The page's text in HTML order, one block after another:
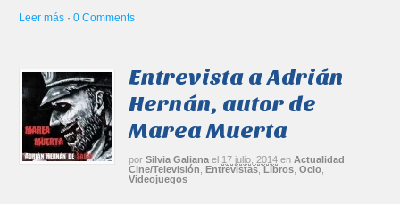
Leer más ·0 Comments
Entrevista a Adrián
Hernán, autor de
Marea Muerta
por Silvia Galiana el 17 julio, 2014 en Actualidad ,
Cine/Televisión, Entrevistas, Libros,Ocio,
Videojuegos